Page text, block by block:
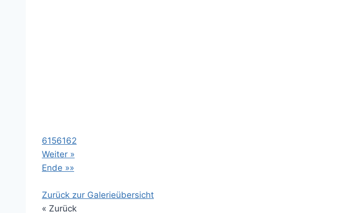
6156162
Weiter »
Ende »»
Zurück zur Galerieübersicht
« Zurück